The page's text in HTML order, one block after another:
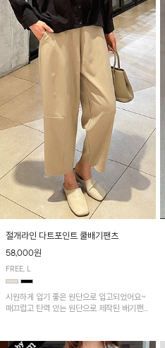
절개라인 다트포인트 쿨배기팬츠
58,000원
FREE, L
시원하게 입기 좋은 원단으로 입고되었어요~
매끄럽고 탄력 있는 원단으로 제작된 배기팬츠